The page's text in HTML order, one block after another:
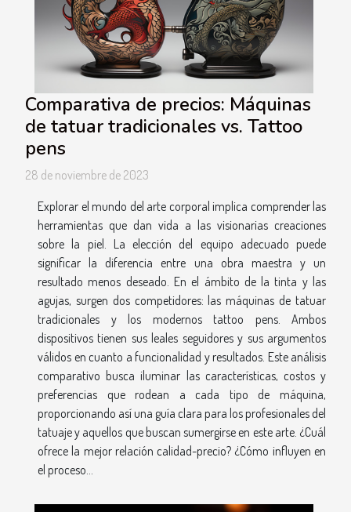
Comparativa de precios: Máquinas
de tatuar tradicionales vs. Tattoo
pens
28 de noviembre de 2023
Explorar el mundo del arte corporal implica comprender las
herramientas que dan vida a las visionarias creaciones
sobre la piel. La elección del equipo adecuado puede
significar la diferencia entre una obra maestra y un
resultado menos deseado. En el ámbito de la tinta y las
agujas, surgen dos competidores: las máquinas de tatuar
tradicionales y los modernos tattoo pens. Ambos
dispositivos tienen sus leales seguidores y sus argumentos
válidos en cuanto a funcionalidad y resultados. Este análisis
comparativo busca iluminar las características, costos y
preferencias que rodean a cada tipo de máquina,
proporcionando así una guía clara para los profesionales del
tatuaje y aquellos que buscan sumergirse en este arte. ¿Cuál
ofrece la mejor relación calidad-precio? ¿Cómo influyen en
el proceso...